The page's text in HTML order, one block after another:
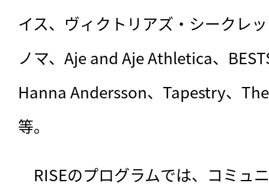
イス、ヴィクトリアズ・シークレ
ノマ、Aje and Aje Athletica、
Hanna Andersson、Tapestry、
等。
RISEのプログラムでは、コミュ